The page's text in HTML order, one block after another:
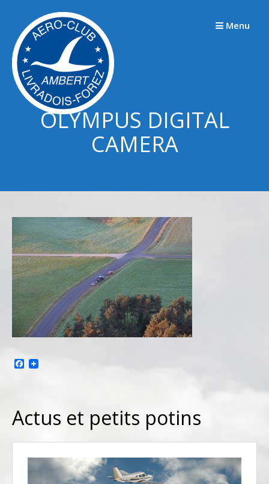
contenu
Menu
OLYMPUS DIGITAL
CAMERA
Facebook
Actus et petits potins